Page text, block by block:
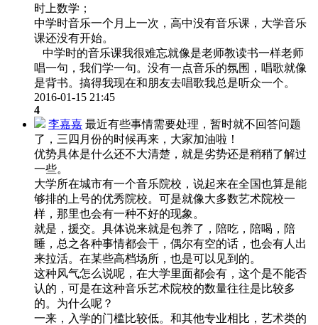
时上数学；
中学时音乐一个月上一次，高中没有音乐课，大学音乐
课还没有开始。
中学时的音乐课我很难忘就像是老师教读书一样老师
唱一句，我们学一句。没有一点音乐的氛围，唱歌就像
是背书。搞得我现在和朋友去唱歌我总是听众一个。
2016-01-15 21:45
4
李嘉嘉 最近有些事情需要处理，暂时就不回答问题
了，三四月份的时候再来，大家加油啦！
优势具体是什么还不大清楚，就是劣势还是稍稍了解过
一些。
大学所在城市有一个音乐院校，说起来在全国也算是能
够排的上号的优秀院校。可是就像大多数艺术院校一
样，那里也会有一种不好的现象。
就是，援交。具体说来就是包养了，陪吃，陪喝，陪
睡，总之各种事情都会干，偶尔有空的话，也会有人出
来拉活。在某些高档场所，也是可以见到的。
这种风气怎么说呢，在大学里面都会有，这个是不能否
认的，可是在这种音乐艺术院校的数量往往是比较多
的。为什么呢？
一来，入学的门槛比较低。和其他专业相比，艺术类的